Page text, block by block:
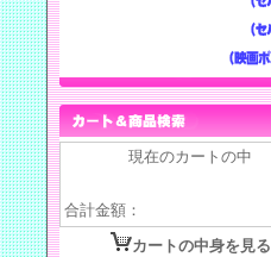
現在のカートの中
合計金額：
カートの中身を見る